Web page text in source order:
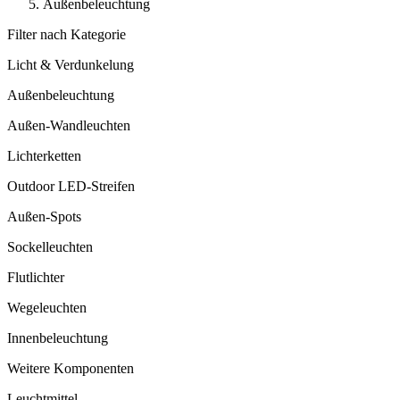
Außenbeleuchtung
Filter nach Kategorie
Licht & Verdunkelung
Außenbeleuchtung
Außen-Wandleuchten
Lichterketten
Outdoor LED-Streifen
Außen-Spots
Sockelleuchten
Flutlichter
Wegeleuchten
Innenbeleuchtung
Weitere Komponenten